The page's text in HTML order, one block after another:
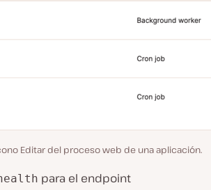
Editar del proceso web de una aplicación.
para el endpoint